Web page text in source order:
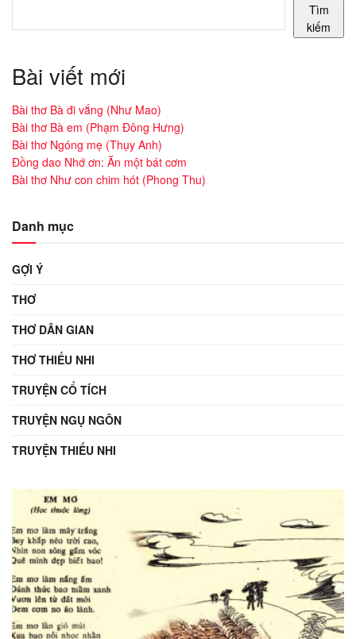
Tìm
kiếm
Bài viết mới
Bài thơ Bà đi vắng (Như Mao)
Bài thơ Bà em (Phạm Đông Hưng)
Bài thơ Ngóng mẹ (Thụy Anh)
Đồng dao Nhớ ơn: Ăn một bát cơm
Bài thơ Như con chim hót (Phong Thu)
Danh mục
GỢI Ý
THƠ
THƠ DÂN GIAN
THƠ THIẾU NHI
TRUYỆN CỔ TÍCH
TRUYỆN NGỤ NGÔN
TRUYỆN THIẾU NHI